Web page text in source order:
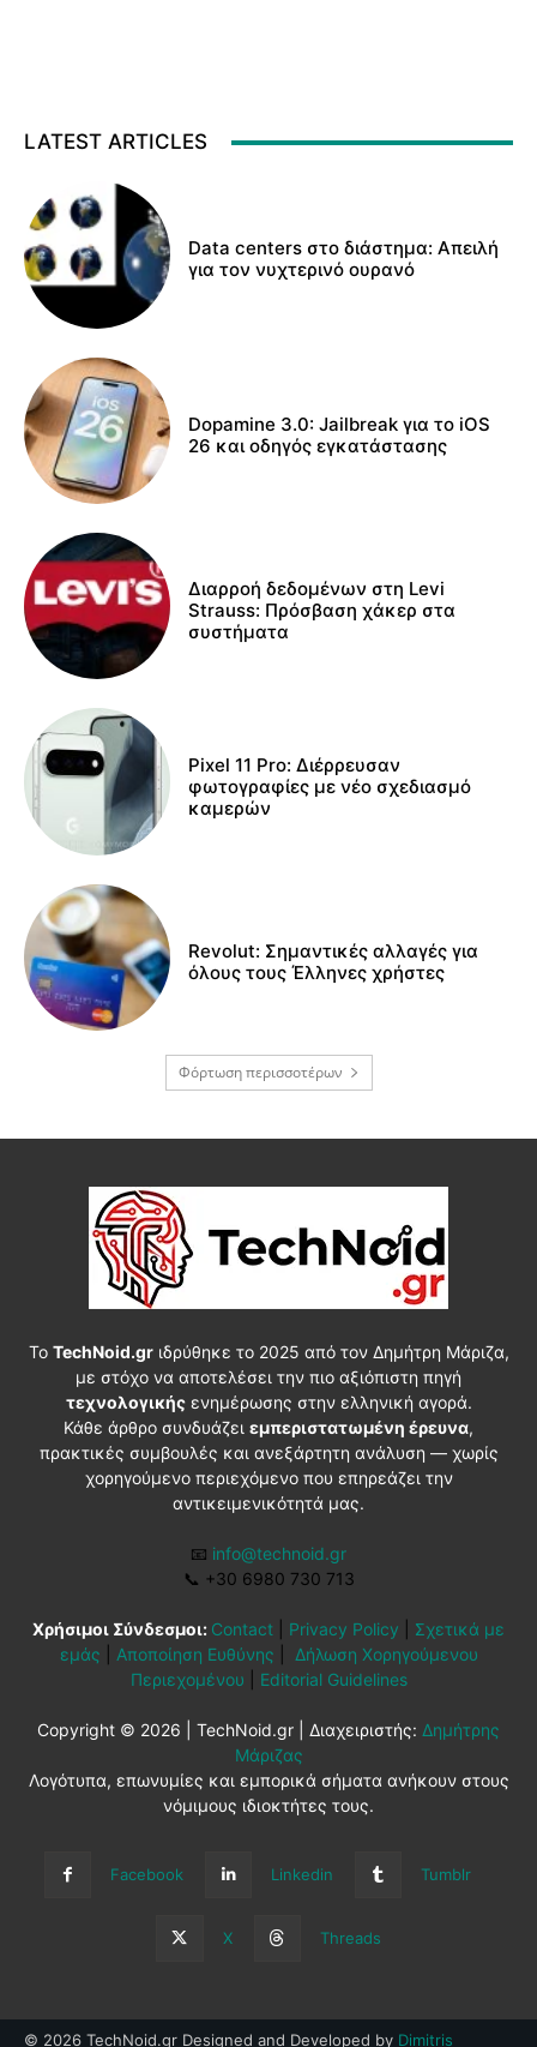
LATEST ARTICLES
Data centers στο διάστημα: Απειλή
για τον νυχτερινό ουρανό
Dopamine 3.0: Jailbreak για το iOS
26 και οδηγός εγκατάστασης
Διαρροή δεδομένων στη Levi
Strauss: Πρόσβαση χάκερ στα
συστήματα
Pixel 11 Pro: Διέρρευσαν
φωτογραφίες με νέο σχεδιασμό
καμερών
Revolut: Σημαντικές αλλαγές για
όλους τους Έλληνες χρήστες
Φόρτωση περισσοτέρων
Το TechNoid.grιδρύθηκε το 2025 από τον Δημήτρη Μάριζα,
με στόχο να αποτελέσει την πιο αξιόπιστη πηγή
τεχνολογικήςενημέρωσης στην ελληνική αγορά.
Κάθε άρθρο συνδυάζει εμπεριστατωμένη έρευνα,
πρακτικές συμβουλές και ανεξάρτητη ανάλυση — χωρίς
χορηγούμενο περιεχόμενο που επηρεάζει την
αντικειμενικότητά μας.
📧 info@technoid.gr
📞 +30 6980 730 713
Χρήσιμοι Σύνδεσμοι: Contact Privacy Policy
Σχετικά με
εμάς
Αποποίηση Ευθύνης
Δήλωση Χορηγούμενου
Περιεχομένου
Editorial Guidelines
Copyright © 2026 | TechNoid.gr | Διαχειριστής: Δημήτρης
Μάριζας
Λογότυπα, επωνυμίες και εμπορικά σήματα ανήκουν στους
νόμιμους ιδιοκτήτες τους.
Facebook Linkedin Tumblr
X Threads
© 2026 TechNoid.gr Designed and Developed by Dimitris